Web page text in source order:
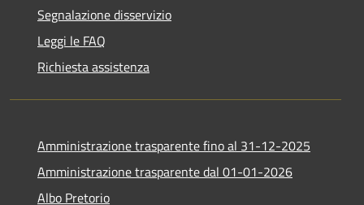
Segnalazione disservizio
Leggi le FAQ
Richiesta assistenza
Amministrazione trasparente fino al 31-12-2025
Amministrazione trasparente dal 01-01-2026
Albo Pretorio